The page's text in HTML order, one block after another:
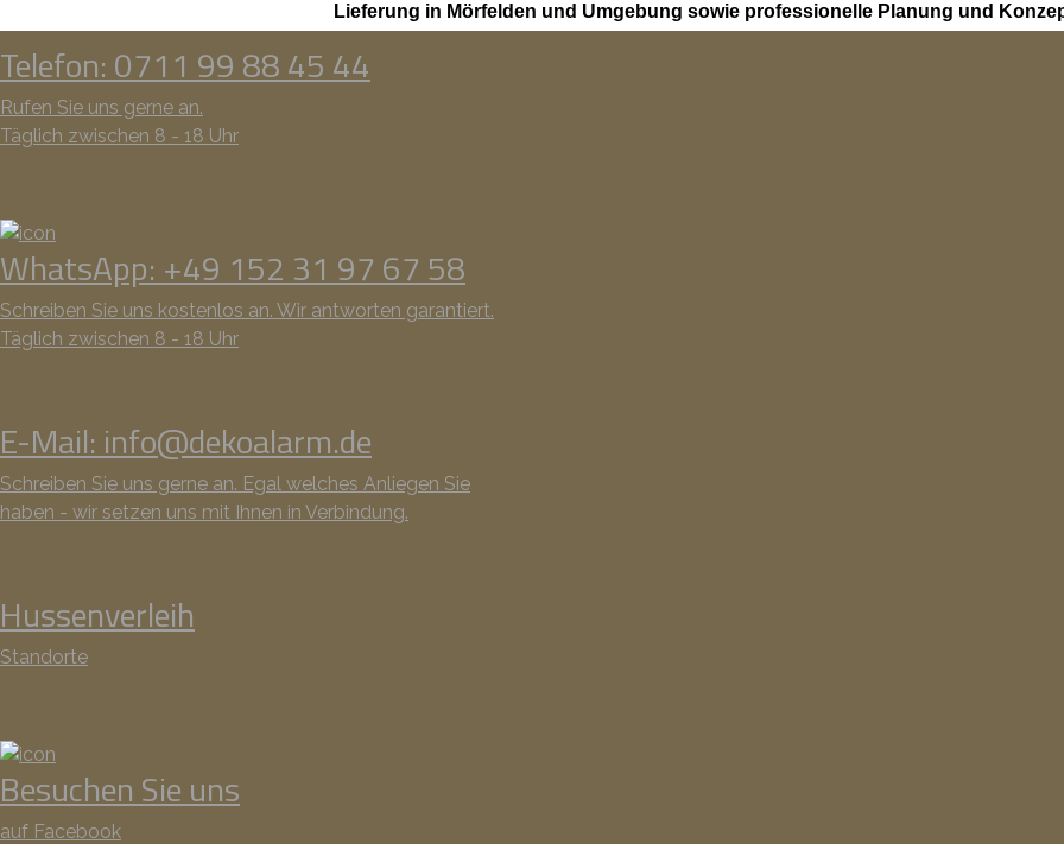
Lieferung in Mörfelden und Umgebung sowie professionelle Planung und
Telefon: 0711 99 88 45 44
Rufen Sie uns gerne an.
Täglich zwischen 8 - 18 Uhr
WhatsApp: +49 152 31 97 67 58
Schreiben Sie uns kostenlos an. Wir antworten garantiert.
Täglich zwischen 8 - 18 Uhr
E-Mail: info@dekoalarm.de
Schreiben Sie uns gerne an. Egal welches Anliegen Sie
haben - wir setzen uns mit Ihnen in Verbindung.
Hussenverleih
Standorte
Besuchen Sie uns
auf Facebook